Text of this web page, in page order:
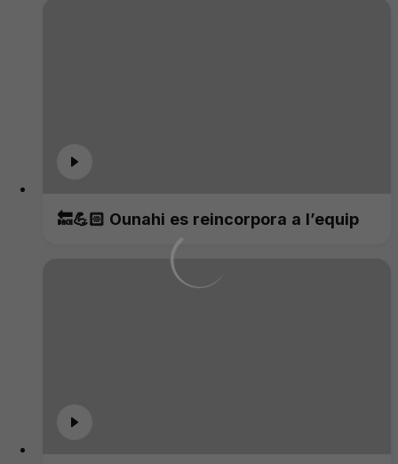
🔙💪🏻 Ounahi es reincorpora a l’equip